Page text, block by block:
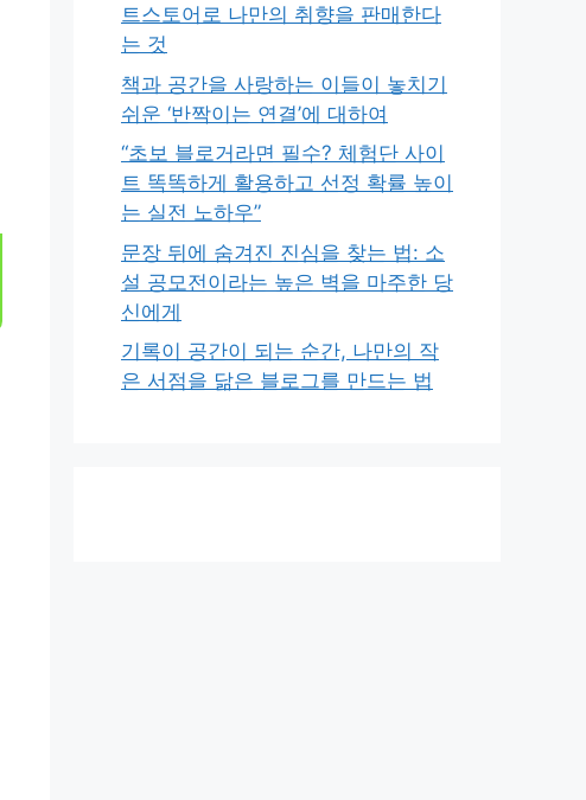
트스토어로 나만의 취향을 판매한다
는 것
책과 공간을 사랑하는 이들이 놓치기
쉬운 ‘반짝이는 연결’에 대하여
“초보 블로거라면 필수? 체험단 사이
트 똑똑하게 활용하고 선정 확률 높이
는 실전 노하우”
문장 뒤에 숨겨진 진심을 찾는 법: 소
설 공모전이라는 높은 벽을 마주한 당
신에게
기록이 공간이 되는 순간, 나만의 작
은 서점을 닮은 블로그를 만드는 법